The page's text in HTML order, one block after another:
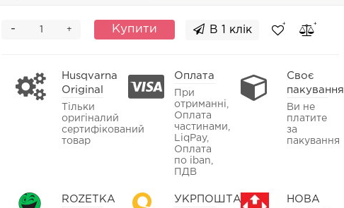
+
- Купити В 1 клік
Husqvarna
Original
Тільки
оригіналий
сертифікований
товар
Оплата
При
отриманні,
Оплата
частинами,
LiqPay,
Оплата
по iban,
ПДВ
Своє
пакування
Ви не
платите
за
пакування
ROZETKA УКРПОШТА
НОВА